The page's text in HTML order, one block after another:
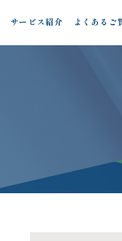
サービス紹介 よくあるご